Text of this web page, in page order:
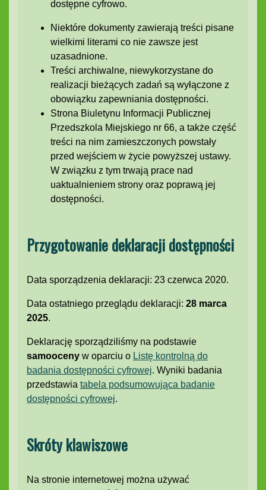
dostępne cyfrowo.
Niektóre dokumenty zawierają treści pisane
wielkimi literami co nie zawsze jest
uzasadnione.
Treści archiwalne, niewykorzystane do
realizacji bieżących zadań są wyłączone z
obowiązku zapewniania dostępności.
Strona Biuletynu Informacji Publicznej
Przedszkola Miejskiego nr 66, a także część
treści na nim zamieszczonych powstały
przed wejściem w życie powyższej ustawy.
W związku z tym trwają prace nad
uaktualnieniem strony oraz poprawą jej
dostępności.
Przygotowanie deklaracji dostępności
Data sporządzenia deklaracji: 23 czerwca 2020.
Data ostatniego przeglądu deklaracji: 28 marca
2025.
Deklarację sporządziliśmy na podstawie
samooceny w oparciu o Listę kontrolną do
badania dostępności cyfrowej. Wyniki badania
przedstawia tabela podsumowująca badanie
dostępności cyfrowej.
Skróty klawiszowe
Na stronie internetowej można używać